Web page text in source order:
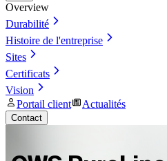
Overview
Durabilité
Histoire de l'entreprise
Sites
Certificats
Vision
Portail client
Actualités
Contact